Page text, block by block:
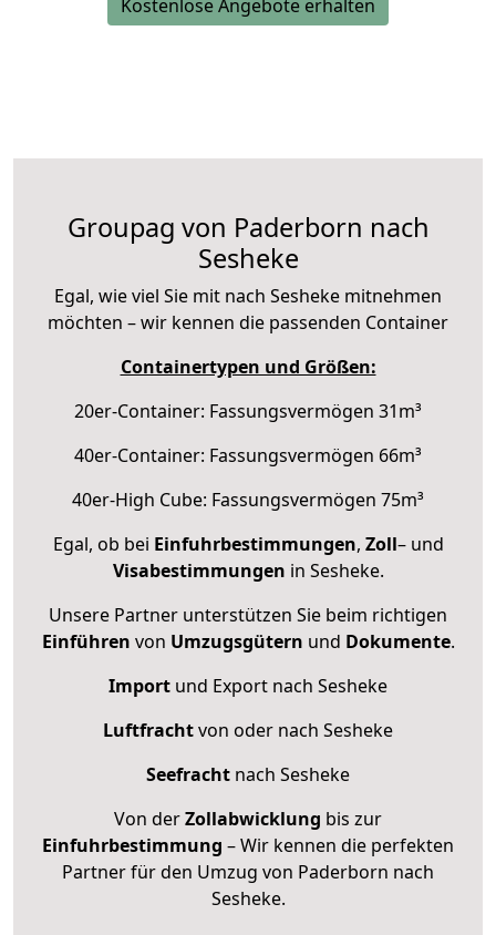
Kostenlose Angebote erhalten
Groupag von Paderborn nach
Sesheke
Egal, wie viel Sie mit nach Sesheke mitnehmen
möchten – wir kennen die passenden Container
Containertypen und Größen:
20er-Container: Fassungsvermögen 31m³
40er-Container: Fassungsvermögen 66m³
40er-High Cube: Fassungsvermögen 75m³
Egal, ob bei Einfuhrbestimmungen, Zoll– und
Visabestimmungen in Sesheke.
Unsere Partner unterstützen Sie beim richtigen
Einführen von Umzugsgütern und Dokumente.
Import und Export nach Sesheke
Luftfrachtvon oder nach Sesheke
Seefracht nach Sesheke
Von derZollabwicklung bis zur
Einfuhrbestimmung – Wir kennen die perfekten
Partner für den Umzug von Paderborn nach
Sesheke.